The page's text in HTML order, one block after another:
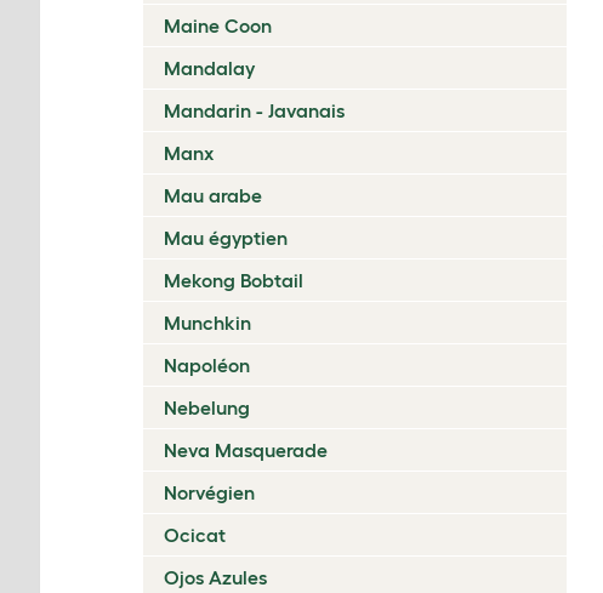
Maine Coon
Mandalay
Mandarin - Javanais
Manx
Mau arabe
Mau égyptien
Mekong Bobtail
Munchkin
Napoléon
Nebelung
Neva Masquerade
Norvégien
Ocicat
Ojos Azules